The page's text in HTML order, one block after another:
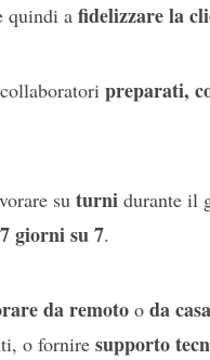
quindi a fidelizzare la
preparati,
su turni durante il
giorni su 7.
da remotoo da casa
o fornire supporto